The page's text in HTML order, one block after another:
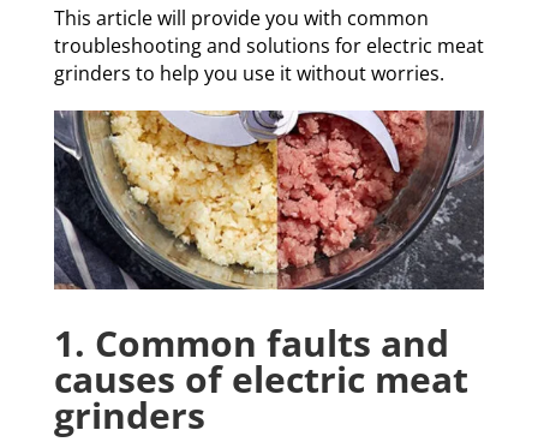
This article will provide you with common
troubleshooting and solutions for electric meat
grinders to help you use it without worries.
1. Common faults and
causes of electric meat
grinders